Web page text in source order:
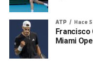
ATP Hace
Francisco
Miami